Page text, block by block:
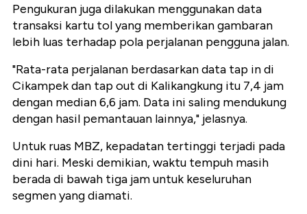
Pengukuran juga dilakukan menggunakan data
transaksi kartu tol yang memberikan gambaran
lebih luas terhadap pola perjalanan pengguna jalan.
"Rata-rata perjalanan berdasarkan data tap in di
Cikampek dan tap out di Kalikangkung itu 7,4 jam
dengan median 6,6 jam. Data ini saling mendukung
dengan hasil pemantauan lainnya," jelasnya.
Untuk ruas MBZ, kepadatan tertinggi terjadi pada
dini hari. Meski demikian, waktu tempuh masih
berada di bawah tiga jam untuk keseluruhan
segmen yang diamati.